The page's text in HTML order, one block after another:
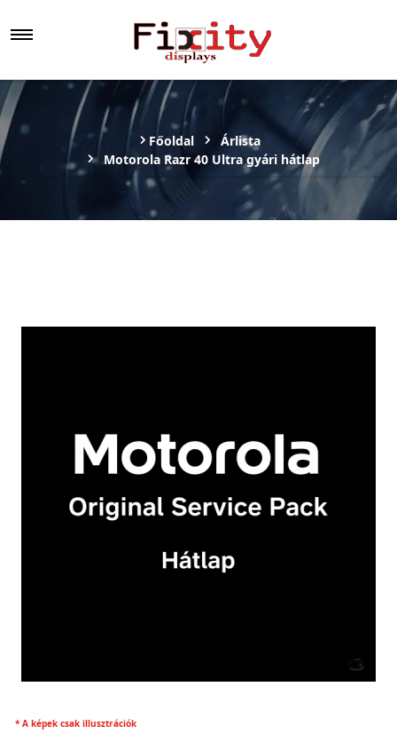
Főoldal
Árlista
Motorola Razr 40 Ultra gyári hátlap
* A képek csak illusztrációk